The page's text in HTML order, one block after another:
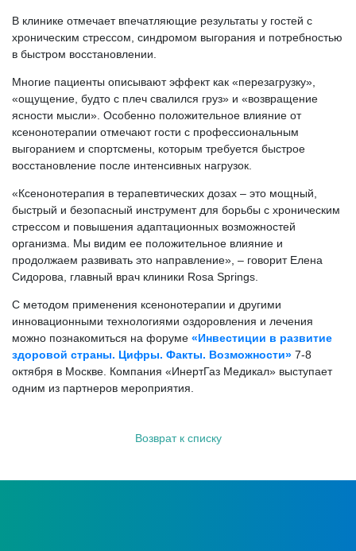
В клинике отмечает впечатляющие результаты у гостей с
хроническим стрессом, синдромом выгорания и потребностью
в быстром восстановлении.
Многие пациенты описывают эффект как «перезагрузку»,
«ощущение, будто с плеч свалился груз» и «возвращение
ясности мысли». Особенно положительное влияние от
ксенонотерапии отмечают гости с профессиональным
выгоранием и спортсмены, которым требуется быстрое
восстановление после интенсивных нагрузок.
«Ксенонотерапия в терапевтических дозах – это мощный,
быстрый и безопасный инструмент для борьбы с хроническим
стрессом и повышения адаптационных возможностей
организма. Мы видим ее положительное влияние и
продолжаем развивать это направление», – говорит Елена
Сидорова, главный врач клиники Rosa Springs.
С методом применения ксенонотерапии и другими
инновационными технологиями оздоровления и лечения
можно познакомиться на форуме «Инвестиции в развитие
здоровой страны. Цифры. Факты. Возможности» 7-8
октября в Москве. Компания «ИнертГаз Медикал» выступает
одним из партнеров мероприятия.
Возврат к списку